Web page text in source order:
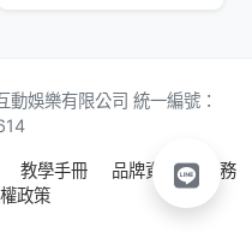
娛樂有限公司 統一編號：
教學手冊 品牌資源
服務
政策